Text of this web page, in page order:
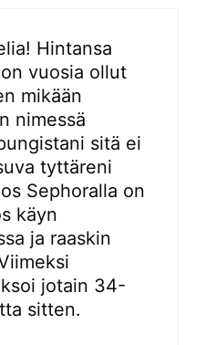
Hintansa
vuosia ollut
mikään
nimessä
sitä ei
tyttäreni
Sephoralla on
käyn
ja raaskin
jotain 34-
sitten.